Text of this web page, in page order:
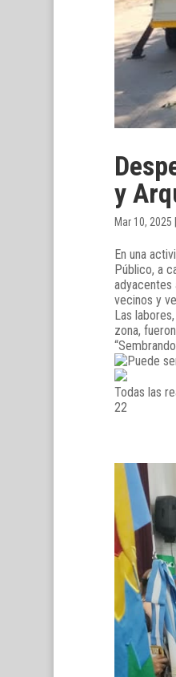
y
Mar 10, 2025 |
En una
Público, a
adyacentes
vecinos y
Las
zona,
Todas las
22